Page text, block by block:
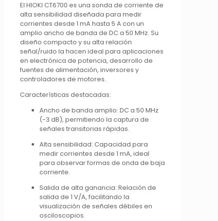
El HIOKI CT6700 es una sonda de corriente de
alta sensibilidad diseñada para medir
corrientes desde 1 mA hasta 5 A con un
amplio ancho de banda de DC a 50 MHz. Su
diseño compacto y su alta relación
señal/ruido la hacen ideal para aplicaciones
en electrónica de potencia, desarrollo de
fuentes de alimentación, inversores y
controladores de motores.
Características destacadas:
Ancho de banda amplio: DC a 50 MHz
(-3 dB), permitiendo la captura de
señales transitorias rápidas.
Alta sensibilidad: Capacidad para
medir corrientes desde 1 mA, ideal
para observar formas de onda de baja
corriente.
Salida de alta ganancia: Relación de
salida de 1 V/A, facilitando la
visualización de señales débiles en
osciloscopios.